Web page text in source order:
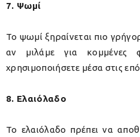
7. Ψωμί
Το ψωμί ξηραίνεται πιο
αν μιλάμε για κομμένες
χρησιμοποιήσετε μέσα στις
8. Ελαιόλαδο
Το ελαιόλαδο πρέπει να